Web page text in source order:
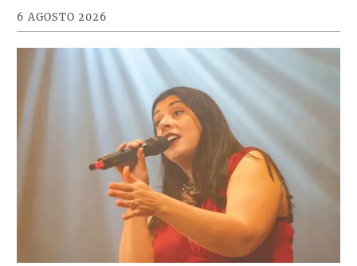
Quando Guccini giocava a
Tarocchino… un brindisi con
Francesco, quasi 20 anni dopo
6 AGOSTO 2026